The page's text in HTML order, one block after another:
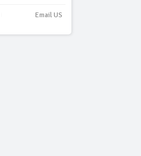
Email US